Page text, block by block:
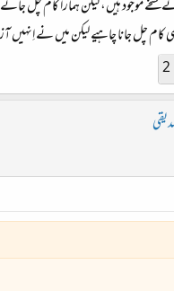
نسخے موجود ہیں، لیکن ہمارا کام چل جائے
چل جانا چاہیے لیکن میں نے اِنہیں
2